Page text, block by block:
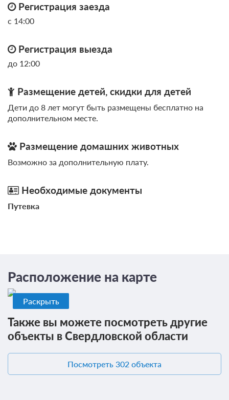
В стоимость входит:
после 16 августа 2026 00:00 оплата не возвращается
Требуется внесение 50% предоплаты на условиях 350
7 000 Забронировать
В стоимость входит:
Стандартный тариф, Без питания
после 16 августа 2026 00:00 оплата не возвращается
Требуется внесение 50% предоплаты на условиях 350
руб сейчас и 3150 руб до 13.08.2026, 16:00
всего 4 предложения
Регистрация заезда
с 14:00
Регистрация выезда
до 12:00
Размещение детей, скидки для детей
Дети до 8 лет могут быть размещены бесплатно на
дополнительном месте.
Размещение домашних животных
Возможно за дополнительную плату.
Необходимые документы
Путевка
Расположение на карте
Раскрыть
Также вы можете посмотреть другие
объекты в Свердловской области
Посмотреть 302 объекта